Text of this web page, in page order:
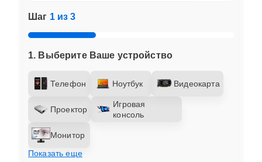
Шаг 1 из 3
1. Выберите Ваше устройство
Телефон Ноутбук Видеокарта
Проектор
Игровая
консоль
Монитор
Показать еще